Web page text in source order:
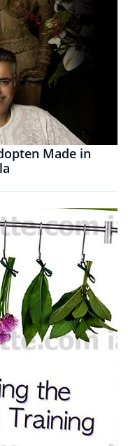
Made in